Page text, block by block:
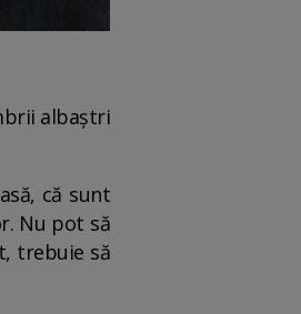
albaștri
că sunt
Nu pot să
trebuie să